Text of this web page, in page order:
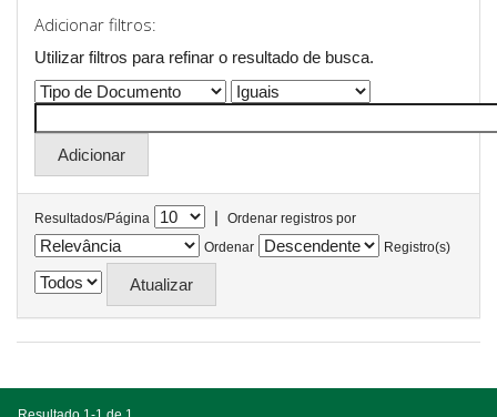
Adicionar filtros:
Utilizar filtros para refinar o resultado de busca.
Resultados/Página |
Ordenar registros por
Ordenar
Registro(s)